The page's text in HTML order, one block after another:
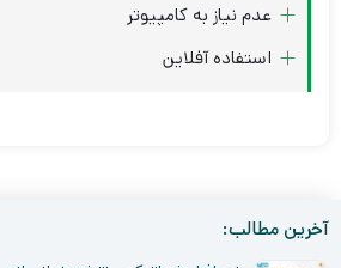
عدم نیاز به کامپیوتر
استفاده آفلاین
آخرین مطالب: